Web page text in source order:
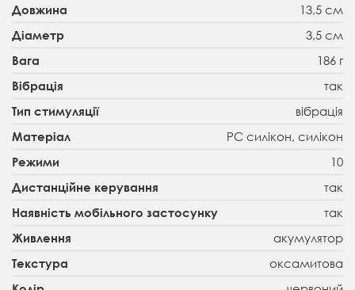
Довжина 13,5 см
Діаметр 3,5 см
Вага 186 г
Вібрація так
Тип стимуляції вібрація
Матеріал PC силікон, силікон
Режими 10
Дистанційне керування так
Наявність мобільного застосунку так
Живлення акумулятор
Текстура оксамитова